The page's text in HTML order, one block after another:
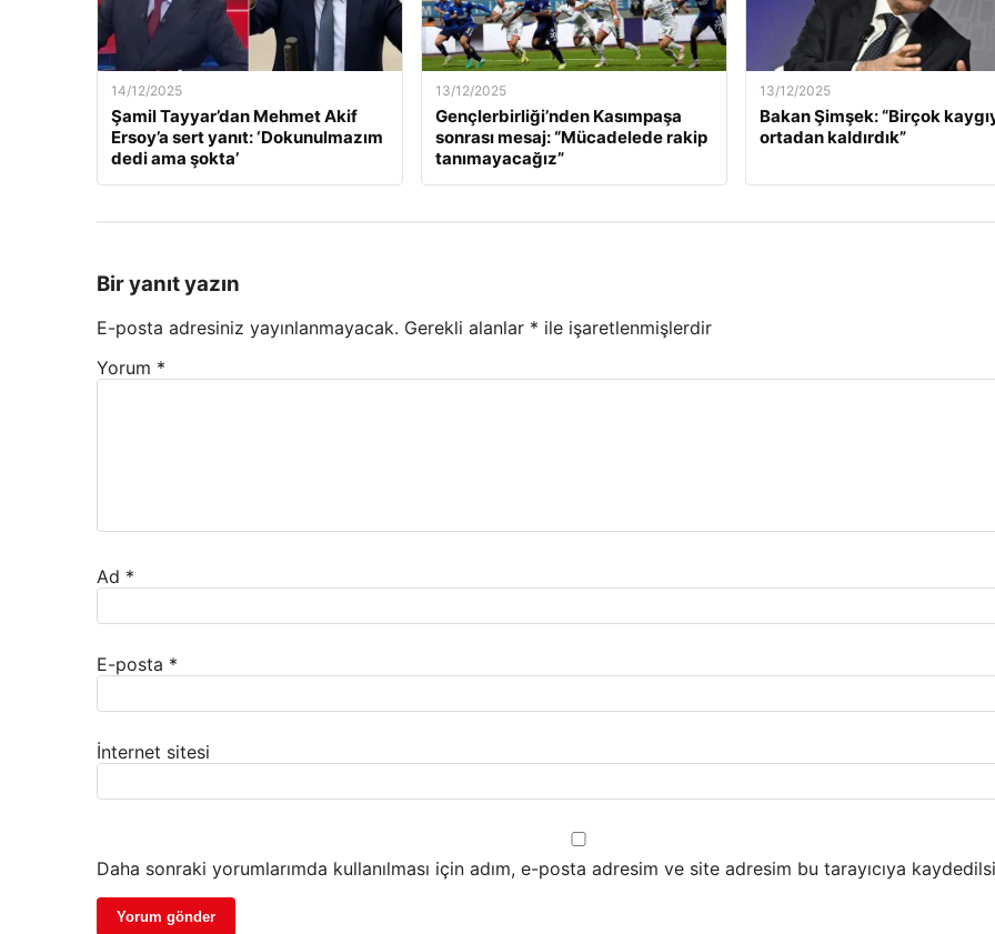
14/12/2025
Şamil Tayyar’dan Mehmet Akif
Ersoy’a sert yanıt: ‘Dokunulmazım
dedi ama şokta’
13/12/2025
Gençlerbirliği’nden Kasımpaşa
sonrası mesaj: “Mücadelede rakip
tanımayacağız”
13/12/2025
Bakan Şimşek: “Birçok
ortadan kaldırdık”
Bir yanıt yazın
E-posta adresiniz yayınlanmayacak. Gerekli alanlar * ile işaretlenmişlerdir
Yorum *
Ad *
E-posta *
İnternet sitesi
Daha sonraki yorumlarımda kullanılması için adım, e-posta adresim ve site adresim bu tarayıcıya